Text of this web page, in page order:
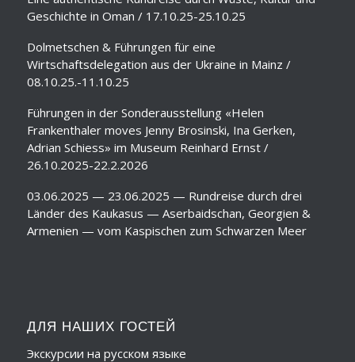
Geschichte in Oman / 17.10.25-25.10.25
Dolmetschen & Führungen für eine
Wirtschaftsdelegation aus der Ukraine in Mainz /
08.10.25.-11.10.25
Führungen in der Sonderausstellung «Helen
Frankenthaler moves Jenny Brosinski, Ina Gerken,
Adrian Schiess» im Museum Reinhard Ernst /
26.10.2025-22.2.2026
03.06.2025 — 23.06.2025 — Rundreise durch drei
Länder des Kaukasus — Aserbaidschan, Georgien &
Armenien — vom Kaspischen zum Schwarzen Meer
ДЛЯ НАШИХ ГОСТЕЙ
Экскурсии на русском языке